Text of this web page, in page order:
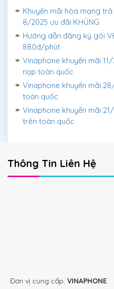
Khuyến mãi hòa mạng
8/2025 ưu đãi KHỦNG
Hướng dẫn đăng ký gói
880đ/phút
Vinaphone khuyến mãi
nạp toàn quốc
Vinaphone khuyến mãi
toàn quốc
Vinaphone khuyến mãi
trên toàn quốc
Thông Tin Liên Hệ
Đơn vị cung cấp: VINAPHONE